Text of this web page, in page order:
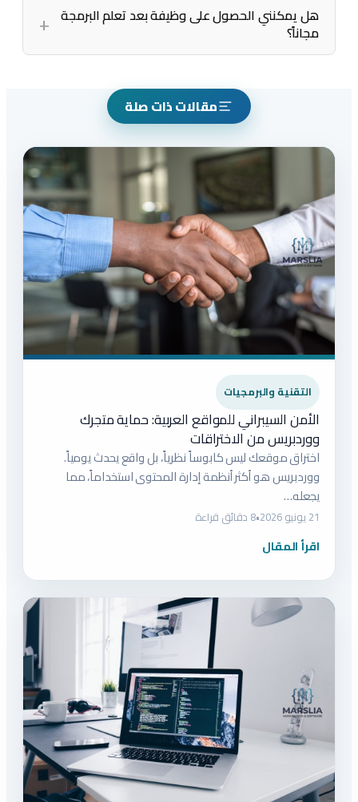
هل يمكنني الحصول على وظيفة بعد تعلم البرمجة
مجاناً؟
مقالات ذات صلة
التقنية والبرمجيات
الأمن السيبراني للمواقع العربية: حماية متجرك
ووردبريس من الاختراقات
اختراق موقعك ليس كابوساً نظرياً، بل واقع يحدث يومياً.
ووردبريس هو أكثر أنظمة إدارة المحتوى استخداماً، مما
يجعله…
21 يونيو 2026 •8 دقائق قراءة
اقرأ المقال